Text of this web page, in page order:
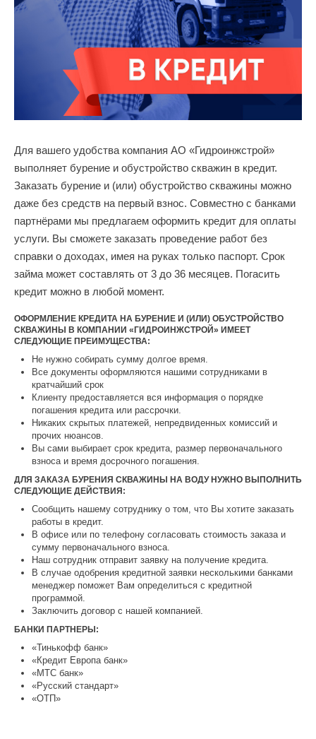
Для вашего удобства компания АО «Гидроинжстрой»
выполняет бурение и обустройство скважин в кредит.
Заказать бурение и (или) обустройство скважины можно
даже без средств на первый взнос. Совместно с банками
партнёрами мы предлагаем оформить кредит для оплаты
услуги. Вы сможете заказать проведение работ без
справки о доходах, имея на руках только паспорт. Срок
займа может составлять от 3 до 36 месяцев. Погасить
кредит можно в любой момент.
ОФОРМЛЕНИЕ КРЕДИТА НА БУРЕНИЕ И (ИЛИ) ОБУСТРОЙСТВО
СКВАЖИНЫ В КОМПАНИИ «ГИДРОИНЖСТРОЙ» ИМЕЕТ
СЛЕДУЮЩИЕ ПРЕИМУЩЕСТВА:
Не нужно собирать сумму долгое время.
Все документы оформляются нашими сотрудниками в
кратчайший срок
Клиенту предоставляется вся информация о порядке
погашения кредита или рассрочки.
Никаких скрытых платежей, непредвиденных комиссий и
прочих нюансов.
Вы сами выбирает срок кредита, размер первоначального
взноса и время досрочного погашения.
ДЛЯ ЗАКАЗА БУРЕНИЯ СКВАЖИНЫ НА ВОДУ НУЖНО ВЫПОЛНИТЬ
СЛЕДУЮЩИЕ ДЕЙСТВИЯ:
Сообщить нашему сотруднику о том, что Вы хотите заказать
работы в кредит.
В офисе или по телефону согласовать стоимость заказа и
сумму первоначального взноса.
Наш сотрудник отправит заявку на получение кредита.
В случае одобрения кредитной заявки несколькими банками
менеджер поможет Вам определиться с кредитной
программой.
Заключить договор с нашей компанией.
БАНКИ ПАРТНЕРЫ:
«Тинькофф банк»
«Кредит Европа банк»
«МТС банк»
«Русский стандарт»
«ОТП»